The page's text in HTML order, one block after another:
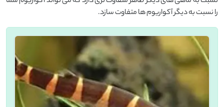
را نسبت به دیگر آکواریوم ها متفاوت سازد.